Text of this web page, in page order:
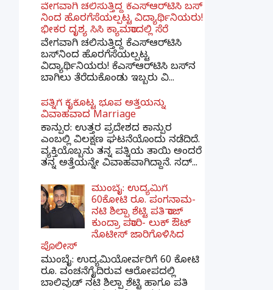
ವೇಗವಾಗಿ ಚಲಿಸುತ್ತಿದ್ದ ಕೆಎಸ್​ಆರ್​ಟಿಸಿ ಬಸ್​
ನಿಂದ ಹೊರಗೆಸೆಯಲ್ಪಟ್ಟ ವಿದ್ಯಾರ್ಥಿನಿಯರು!
ಭೀಕರ ದೃಶ್ಯ ಸಿಸಿ ಕ್ಯಾಮರಾದಲ್ಲಿ ಸೆರೆ
ವೇಗವಾಗಿ ಚಲಿಸುತ್ತಿದ್ದ ಕೆಎಸ್‌ಆರ್‌ಟಿಸಿ
ಬಸ್‌ನಿಂದ ಹೊರಗೆಸೆಯಲ್ಪಟ್ಟ
ವಿದ್ಯಾರ್ಥಿನಿಯರು! ಕೆಎಸ್‌ಆರ್‌ಟಿಸಿ ಬಸ್‌ನ
ಬಾಗಿಲು ತೆರೆದುಕೊಂಡು ಇಬ್ಬರು ವಿ...
ಪತ್ನಿಗೆ ಕೈಕೊಟ್ಟ ಭೂಪ ಅತ್ತೆಯನ್ನು
ವಿವಾಹವಾದ Marriage
ಕಾನ್ಪುರ: ಉತ್ತರ ಪ್ರದೇಶದ ಕಾನ್ಪುರ
ಎಂಬಲ್ಲಿ ವಿಲಕ್ಷಣ ಘಟನೆಯೊಂದು ನಡೆದಿದೆ.
ವ್ಯಕ್ತಿಯೊಬ್ಬನು ತನ್ನ ಪತ್ನಿಯ ತಾಯಿ ಅಂದರೆ
ತನ್ನ ಅತ್ತೆಯನ್ನೇ ವಿವಾಹವಾಗಿದ್ದಾನೆ. ಸದ್...
ಮುಂಬೈ: ಉದ್ಯಮಿಗೆ
60ಕೋಟಿ ರೂ. ಪಂಗನಾಮ-
ನಟಿ ಶಿಲ್ಪಾ ಶೆಟ್ಟಿ ಪತಿ ರಾಜ್
ಕುಂದ್ರಾ ಪರಾರಿ- ಲುಕ್ ಔಟ್
ನೊಟೀಸ್ ಜಾರಿಗೊಳಿಸಿದ
ಪೊಲೀಸ್
ಮುಂಬೈ: ಉದ್ಯಮಿಯೋರ್ವರಿಗೆ 60 ಕೋಟಿ
ರೂ. ವಂಚನೆಗೈದಿರುವ ಆರೋಪದಲ್ಲಿ
ಬಾಲಿವುಡ್ ನಟಿ ಶಿಲ್ಪಾ ಶೆಟ್ಟಿ ಹಾಗೂ ಪತಿ